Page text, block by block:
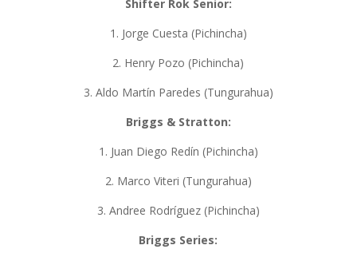
Shifter Rok Senior:
1. Jorge Cuesta (Pichincha)
2. Henry Pozo (Pichincha)
3. Aldo Martín Paredes (Tungurahua)
Briggs & Stratton:
1. Juan Diego Redín (Pichincha)
2. Marco Viteri (Tungurahua)
3. Andree Rodríguez (Pichincha)
Briggs Series: